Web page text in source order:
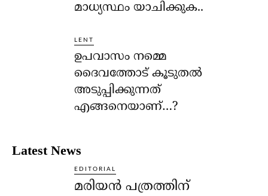
മാധ്യസ്ഥം യാചിക്കുക..
LENT
ഉപവാസം നമ്മെ
ദൈവത്തോട് കൂടുതല്‍
അടുപ്പിക്കുന്നത്
എങ്ങനെയാണ്…?
Latest News
EDITORIAL
മരിയൻ പത്രത്തിന്